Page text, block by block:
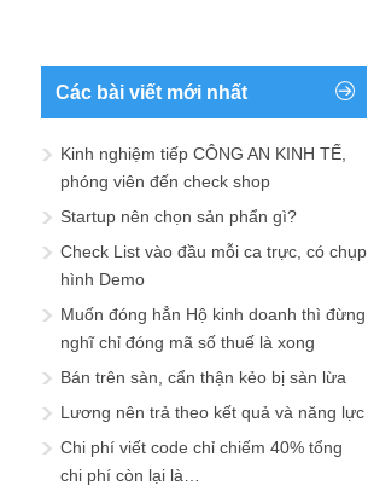
Các bài viết mới nhất
Kinh nghiệm tiếp CÔNG AN KINH TẾ,
phóng viên đến check shop
Startup nên chọn sản phẩn gì?
Check List vào đầu mỗi ca trực, có chụp
hình Demo
Muốn đóng hẳn Hộ kinh doanh thì đừng
nghĩ chỉ đóng mã số thuế là xong
Bán trên sàn, cẩn thận kẻo bị sàn lừa
Lương nên trả theo kết quả và năng lực
Chi phí viết code chỉ chiếm 40% tổng
chi phí còn lại là…